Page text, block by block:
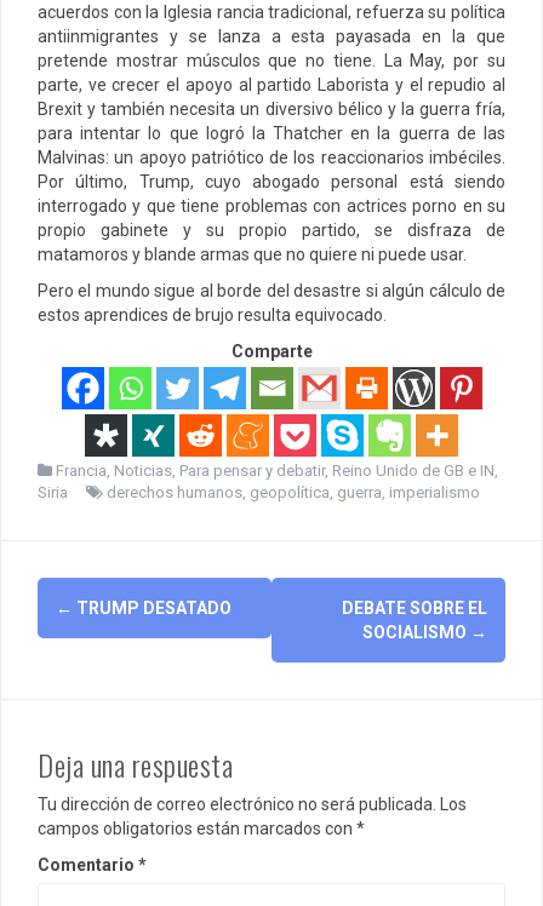
acuerdos con la Iglesia rancia tradicional, refuerza su política
antiinmigrantes y se lanza a esta payasada en la que
pretende mostrar músculos que no tiene. La May, por su
parte, ve crecer el apoyo al partido Laborista y el repudio al
Brexit y también necesita un diversivo bélico y la guerra fría,
para intentar lo que logró la Thatcher en la guerra de las
Malvinas: un apoyo patriótico de los reaccionarios imbéciles.
Por último, Trump, cuyo abogado personal está siendo
interrogado y que tiene problemas con actrices porno en su
propio gabinete y su propio partido, se disfraza de
matamoros y blande armas que no quiere ni puede usar.
Pero el mundo sigue al borde del desastre si algún cálculo de
estos aprendices de brujo resulta equivocado.
Comparte
Francia Noticias Para pensar y debatir, Reino Unido de GB e IN
Siria
derechos humanos geopolítica guerra imperialismo
Post
navigation
← TRUMP DESATADO
DEBATE SOBRE EL
SOCIALISMO →
Deja una respuesta
Tu dirección de correo electrónico no será publicada.
Los
campos obligatorios están marcados con *
Comentario *